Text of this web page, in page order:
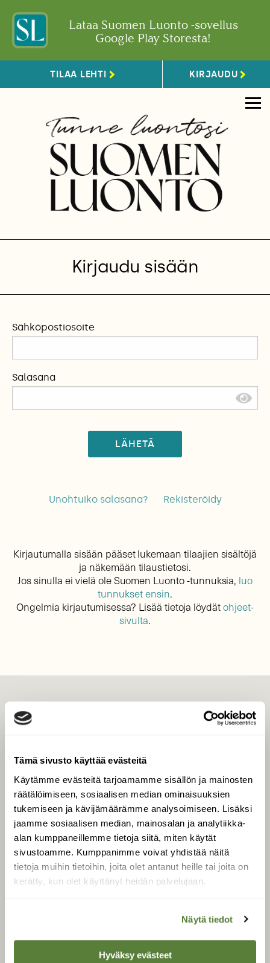
Tämä sivusto käyttää evästeitä
Käytämme evästeitä tarjoamamme sisällön ja mainosten
räätälöimiseen, sosiaalisen median ominaisuuksien
tukemiseen ja kävijämäärämme analysoimiseen. Lisäksi
jaamme sosiaalisen median, mainosalan ja analytiikka-
alan kumppaneillemme tietoja siitä, miten käytät
sivustoamme. Kumppanimme voivat yhdistää näitä
tietoja muihin tietoihin, joita olet antanut heille tai joita on
kerätty, kun olet käyttänyt heidän palvelujaan.
Näytä tiedot
Hyväksy evästeet
Lataa Suomen Luonto -sovellus
Google Play Storesta!
TILAA LEHTI KIRJAUDU
Kirjaudu sisään
Sähköpostiosoite
Salasana
LÄHETÄ
Unohtuiko salasana? Rekisteröidy
Kirjautumalla sisään pääset lukemaan tilaajien sisältöjä
ja näkemään tilaustietosi.
Jos sinulla ei vielä ole Suomen Luonto -tunnuksia, luo
tunnukset ensin.
Ongelmia kirjautumisessa? Lisää tietoja löydätohjeet-
sivulta.
Tilaa digilukuoikeus
Äänestä parasta juttua
Tilaa uutiskirje
SUOMEN LUONNON­
SUOJELU­LIITTO
Suomen Luonto -lehden
luonnonsuojelu­liitto.